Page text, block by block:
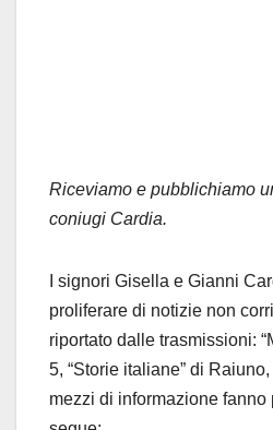
Riceviamo e pubblichiamo
coniugi Cardia.
I signori Gisella e Gianni
proliferare di notizie non
riportato dalle trasmissioni:
5, “Storie italiane” di Raiuno,
mezzi di informazione fanno